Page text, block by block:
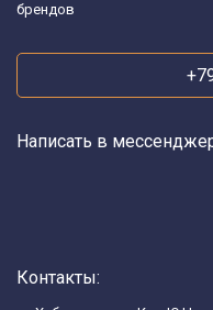
брендов
Написать в
Контакты: